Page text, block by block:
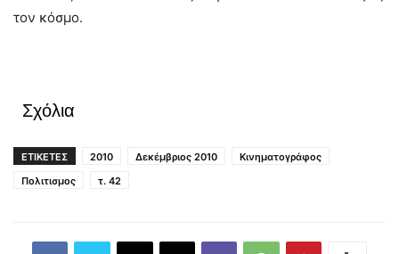
τον κόσμο.
Σχόλια
ΕΤΙΚΕΤΕΣ 2010 Δεκέμβριος 2010
Κινηματογράφος
Πολιτισμος
τ. 42